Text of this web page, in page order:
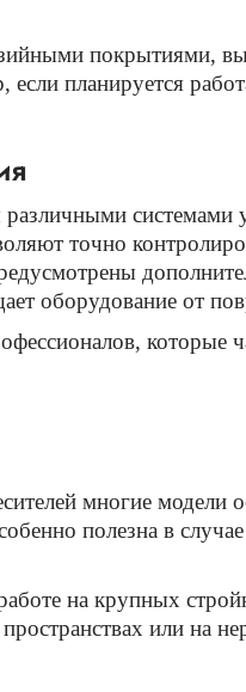
покрытиями,
планируется
системами
точно
оборудование от
которые
многие
полезна в
на крупных
или на